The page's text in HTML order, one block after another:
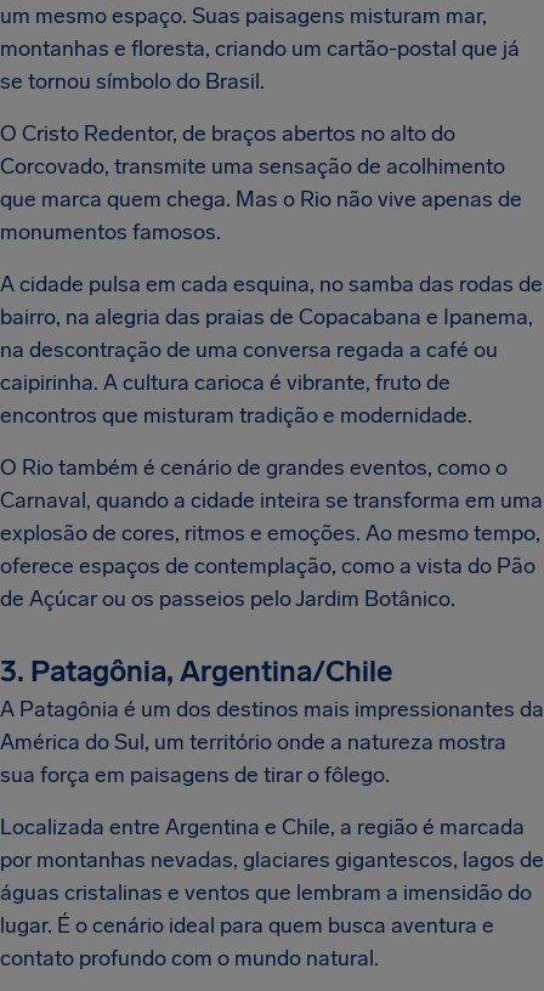
um mesmo espaço. Suas paisagens misturam mar,
montanhas e floresta, criando um cartão-postal que já
se tornou símbolo do Brasil.
O Cristo Redentor, de braços abertos no alto do
Corcovado, transmite uma sensação de acolhimento
que marca quem chega. Mas o Rio não vive apenas de
monumentos famosos.
A cidade pulsa em cada esquina, no samba das rodas de
bairro, na alegria das praias de Copacabana e Ipanema,
na descontração de uma conversa regada a café ou
caipirinha. A cultura carioca é vibrante, fruto de
encontros que misturam tradição e modernidade.
O Rio também é cenário de grandes eventos, como o
Carnaval, quando a cidade inteira se transforma em uma
explosão de cores, ritmos e emoções. Ao mesmo tempo,
oferece espaços de contemplação, como a vista do Pão
de Açúcar ou os passeios pelo Jardim Botânico.
3. Patagônia, Argentina/Chile
A Patagônia é um dos destinos mais impressionantes da
América do Sul, um território onde a natureza mostra
sua força em paisagens de tirar o fôlego.
Localizada entre Argentina e Chile, a região é marcada
por montanhas nevadas, glaciares gigantescos, lagos de
águas cristalinas e ventos que lembram a imensidão do
lugar. É o cenário ideal para quem busca aventura e
contato profundo com o mundo natural.